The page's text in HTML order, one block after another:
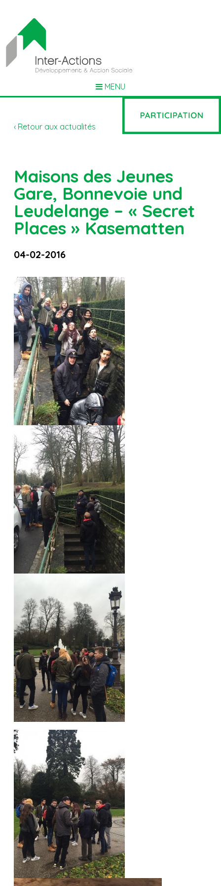
MENU
‹ Retour aux actualités
Maisons des Jeunes
Gare, Bonnevoie und
Leudelange – « Secret
Places » Kasematten
04-02-2016